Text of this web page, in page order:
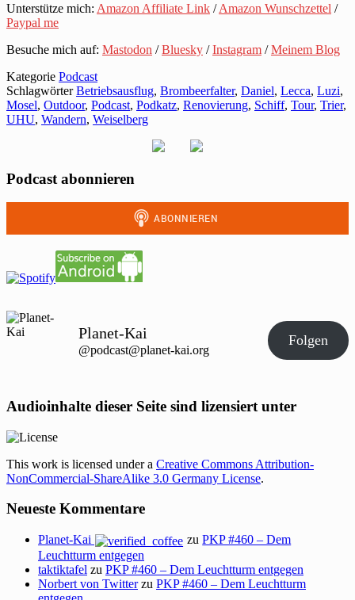
Unterstütze mich: Amazon Affiliate Link /Amazon Wunschzettel /
Paypal me
Besuche mich auf: Mastodon /Bluesky /Instagram /Meinem Blog
Kategorie Podcast
SchlagwörterBetriebsausflug, Brombeerfalter, Daniel, Lecca, Luzi,
Mosel, Outdoor, Podcast, Podkatz, Renovierung, Schiff, Tour, Trier,
UHU, Wandern, Weiselberg
Podcast abonnieren
Planet-Kai
@podcast@planet-kai.org
Folgen
Audioinhalte dieser Seite sind lizensiert unter
This work is licensed under a Creative Commons Attribution-
NonCommercial-ShareAlike 3.0 Germany License.
Neueste Kommentare
Planet-Kai zuPKP #460 – Dem
Leuchtturm entgegen
taktiktafel zu PKP #460 – Dem Leuchtturm entgegen
Norbert von Twitterzu PKP #460 – Dem Leuchtturm